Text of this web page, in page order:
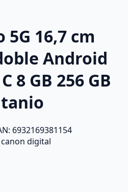
5G 16,7 cm
Android
8 GB 256 GB
6932169381154
digital